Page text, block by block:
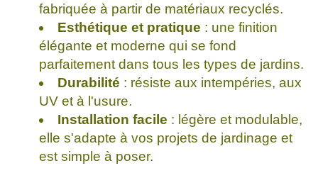
fabriquée à partir de matériaux recyclés.
Esthétique et pratique : une finition
élégante et moderne qui se fond
parfaitement dans tous les types de jardins.
Durabilité : résiste aux intempéries, aux
UV et à l'usure.
Installation facile : légère et modulable,
elle s'adapte à vos projets de jardinage et
est simple à poser.